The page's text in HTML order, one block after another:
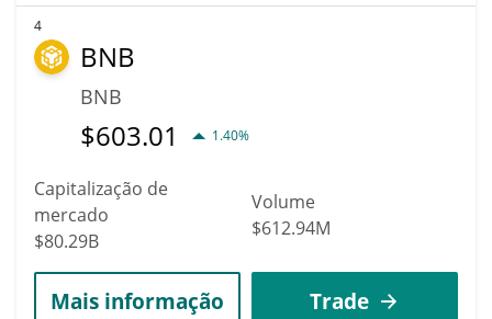
4
BNB
BNB
$603.01 1.40%
Capitalização de
mercado
$80.29B
Volume
$612.94M
Mais informação Trade